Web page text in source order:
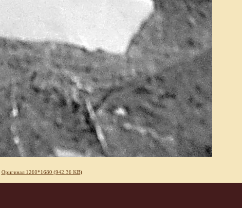
Оригинал 1260*1680 (942.36 KB)